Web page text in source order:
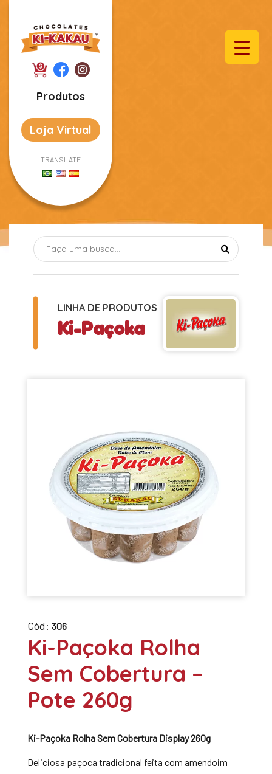
Produtos
Loja Virtual
TRANSLATE
LINHA DE PRODUTOS
Ki-Paçoka
Cód: 306
Ki-Paçoka Rolha
Sem Cobertura –
Pote 260g
Ki-Paçoka Rolha Sem Cobertura Display 260g
Deliciosa paçoca tradicional feita com amendoim